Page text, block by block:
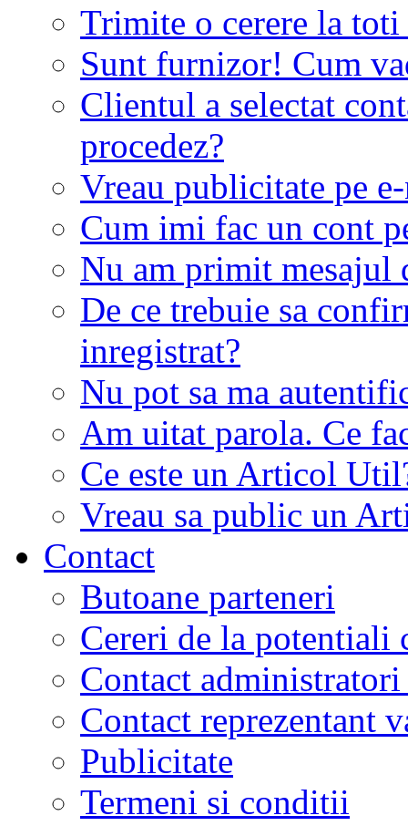
Trimite o cerere la
Sunt furnizor! Cum
Clientul a selectat
procedez?
Vreau publicitate pe
Cum imi fac un cont
Nu am primit mesajul
De ce trebuie sa
inregistrat?
Nu pot sa ma
Am uitat parola. Ce
Ce este un Articol
Vreau sa public un
Contact
Butoane parteneri
Cereri de la potentiali
Contact
Contact reprezentant
Publicitate
Termeni si conditii